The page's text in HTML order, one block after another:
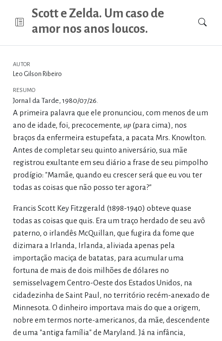
Scott e Zelda. Um caso de
amor nos anos loucos.
AUTOR
Leo Gilson Ribeiro
RESUMO
Jornal da Tarde, 1980/07/26.
A primeira palavra que ele pronunciou, com menos de um
ano de idade, foi, precocemente, up(para cima), nos
braços da enfermeira estupefata, a pacata Mrs. Knowlton.
Antes de completar seu quinto aniversário, sua mãe
registrou exultante em seu diário a frase de seu pimpolho
prodígio: "Mamãe, quando eu crescer será que eu vou ter
todas as coisas que não posso ter agora?"
Francis Scott Key Fitzgerald (1898-1940) obteve quase
todas as coisas que quis. Era um traço herdado de seu avô
paterno, o irlandês McQuillan, que fugira da fome que
dizimara a Irlanda, Irlanda, aliviada apenas pela
importação maciça de batatas, para acumular uma
fortuna de mais de dois milhões de dólares no
semisselvagem Centro-Oeste dos Estados Unidos, na
cidadezinha de Saint Paul, no território recém-anexado de
Minnesota. O dinheiro importava mais do que a origem,
nobre em termos norte-americanos, da mãe, descendente
de uma "antiga família" de Maryland. Já na infância,